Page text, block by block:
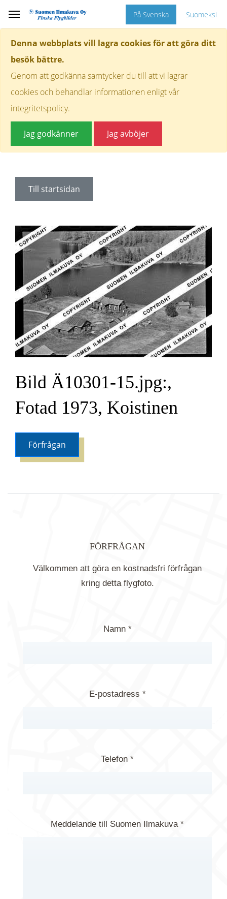
Denna webbplats vill lagra cookies för att göra ditt
besök bättre.
Genom att godkänna samtycker du till att vi lagrar
cookies och behandlar informationen enligt vår
integritetspolicy.
Jag godkänner Jag avböjer
På Svenska Suomeksi
Till startsidan
Bild Ä10301-15.jpg:,
Fotad 1973, Koistinen
Förfrågan
FÖRFRÅGAN
Välkommen att göra en kostnadsfri förfrågan
kring detta flygfoto.
Namn *
E-postadress *
Telefon *
Meddelande till Suomen Ilmakuva *